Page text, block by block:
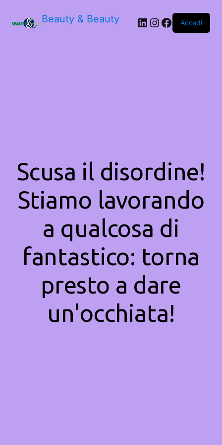
Beauty & Beauty LinkedIn
Instagram
Facebook
Accedi
Scusa il disordine!
Stiamo lavorando
a qualcosa di
fantastico: torna
presto a dare
un'occhiata!